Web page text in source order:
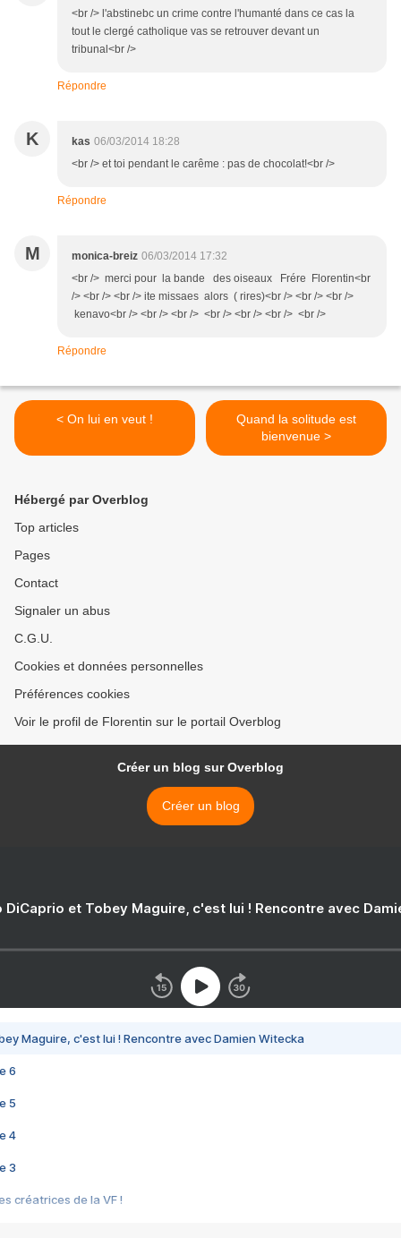
<br /> l'abstinebc un crime contre l'humanté dans ce cas la
tout le clergé catholique vas se retrouver devant un
tribunal<br />
Répondre
K kas 06/03/2014 18:28
<br /> et toi pendant le carême : pas de chocolat!<br />
Répondre
M monica-breiz 06/03/2014 17:32
<br /> merci pour la bande des oiseaux Frére Florentin<br
/> <br /> <br /> ite missaes alors ( rires)<br /> <br /> <br />
kenavo<br /> <br /> <br /> <br /> <br /> <br /> <br />
Répondre
< On lui en veut !
Quand la solitude est
bienvenue >
Hébergé par Overblog
Top articles
Pages
Contact
Signaler un abus
C.G.U.
Cookies et données personnelles
Préférences cookies
Voir le profil de Florentin sur le portail Overblog
Créer un blog sur Overblog
Créer un blog
DiCaprio et Tobey Maguire, c'est lui ! Rencontre avec
Maguire, c'est lui ! Rencontre avec Damien Witecka
6
5
4
3
créatrices de la VF !